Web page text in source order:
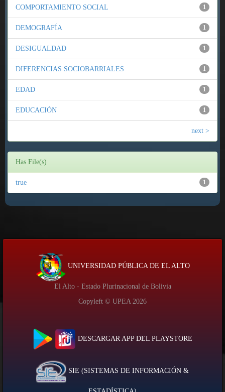
1
COMPORTAMIENTO SOCIAL
1
DEMOGRAFÍA
1
DESIGUALDAD
1
DIFERENCIAS SOCIOBARRIALES
1
EDAD
1
EDUCACIÓN
next >
Has File(s)
1
true
UNIVERSIDAD PÚBLICA DE EL ALTO
El Alto - Estado Plurinacional de Bolivia
Copyleft © UPEA 2026
DESCARGAR APP DEL PLAYSTORE
SIE (SISTEMAS DE INFORMACIÓN &